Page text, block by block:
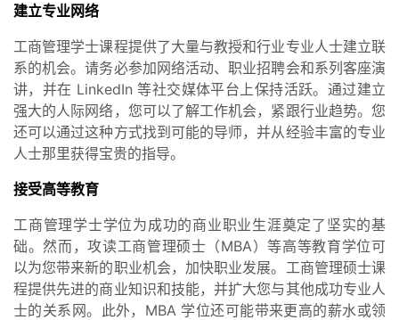
建立专业网络
工商管理学士课程提供了大量与教授和行业专业人士建立联
系的机会。请务必参加网络活动、职业招聘会和系列客座演
讲，并在 LinkedIn 等社交媒体平台上保持活跃。通过建立
强大的人际网络，您可以了解工作机会，紧跟行业趋势。您
还可以通过这种方式找到可能的导师，并从经验丰富的专业
人士那里获得宝贵的指导。
接受高等教育
工商管理学士学位为成功的商业职业生涯奠定了坚实的基
础。然而，攻读工商管理硕士（MBA）等高等教育学位可
以为您带来新的职业机会，加快职业发展。工商管理硕士课
程提供先进的商业知识和技能，并扩大您与其他成功专业人
士的关系网。此外，MBA 学位还可能带来更高的薪水或领